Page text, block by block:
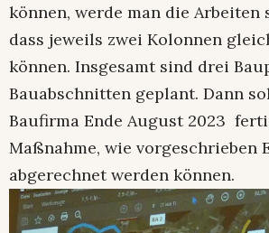
können, werde man die Arbeiten
dass jeweils zwei Kolonnen
können. Insgesamt sind drei
Bauabschnitten geplant. Dann
Baufirma Ende August 2023
Maßnahme, wie vorgeschrieben
abgerechnet werden können.